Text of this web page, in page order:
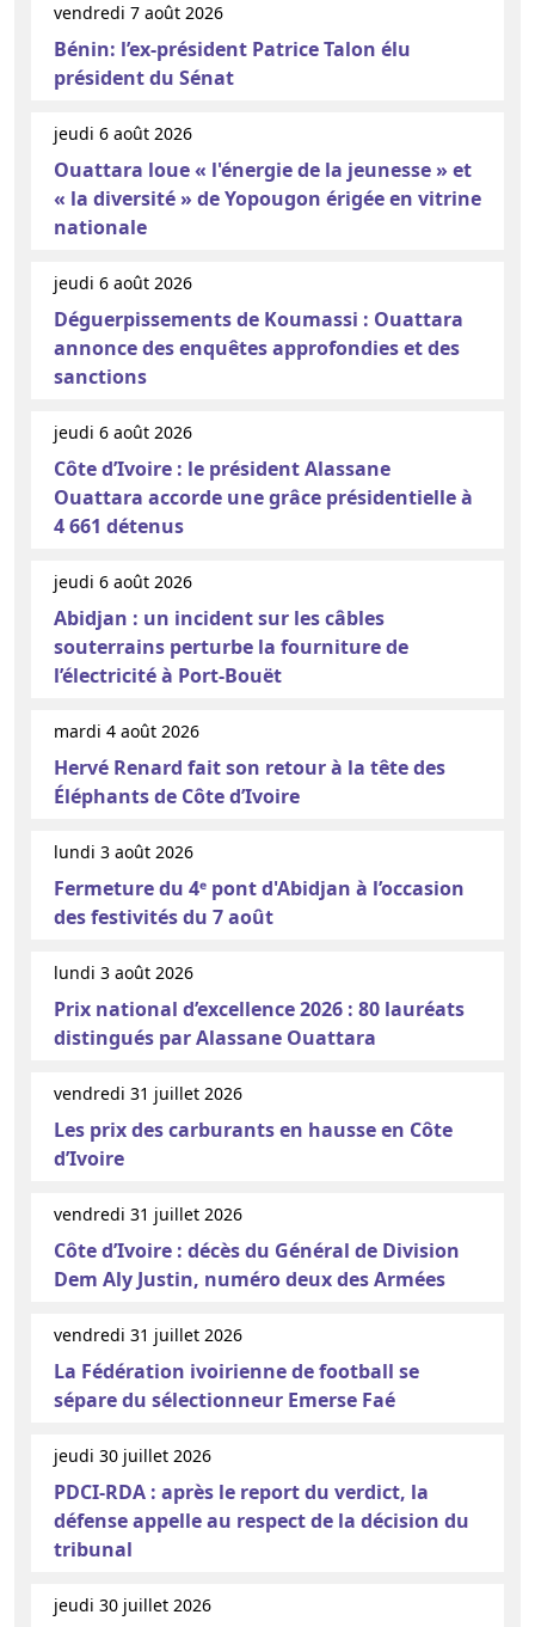
vendredi 7 août 2026
Bénin: l’ex-président Patrice Talon élu
président du Sénat
jeudi 6 août 2026
Ouattara loue « l'énergie de la jeunesse » et
« la diversité » de Yopougon érigée en vitrine
nationale
jeudi 6 août 2026
Déguerpissements de Koumassi : Ouattara
annonce des enquêtes approfondies et des
sanctions
jeudi 6 août 2026
Côte d’Ivoire : le président Alassane
Ouattara accorde une grâce présidentielle à
4 661 détenus
jeudi 6 août 2026
Abidjan : un incident sur les câbles
souterrains perturbe la fourniture de
l’électricité à Port-Bouët
mardi 4 août 2026
Hervé Renard fait son retour à la tête des
Éléphants de Côte d’Ivoire
lundi 3 août 2026
Fermeture du 4ᵉ pont d'Abidjan à l’occasion
des festivités du 7 août
lundi 3 août 2026
Prix national d’excellence 2026 : 80 lauréats
distingués par Alassane Ouattara
vendredi 31 juillet 2026
Les prix des carburants en hausse en Côte
d’Ivoire
vendredi 31 juillet 2026
Côte d’Ivoire : décès du Général de Division
Dem Aly Justin, numéro deux des Armées
vendredi 31 juillet 2026
La Fédération ivoirienne de football se
sépare du sélectionneur Emerse Faé
jeudi 30 juillet 2026
PDCI-RDA : après le report du verdict, la
défense appelle au respect de la décision du
tribunal
jeudi 30 juillet 2026